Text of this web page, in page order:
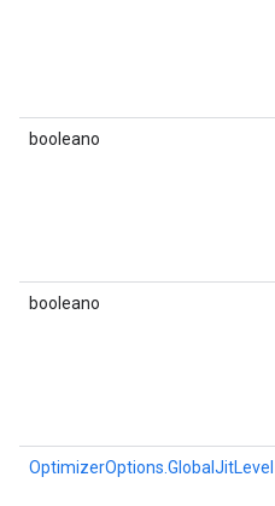
booleano
booleano
OptimizerOptions.GlobalJitLevel